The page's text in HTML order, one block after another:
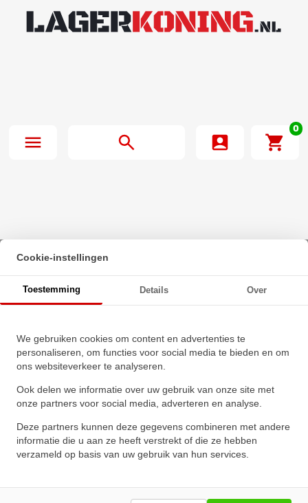
0
Beginpagina·
Zeskanttapbout Voldraad DIN 933 M5x80mm 8.8
Onbehandeld
Cookie-instellingen
Toestemming Details Over
We gebruiken cookies om content en advertenties te
personaliseren, om functies voor social media te bieden en om
ons websiteverkeer te analyseren.
Ook delen we informatie over uw gebruik van onze site met
onze partners voor social media, adverteren en analyse.
Deze partners kunnen deze gegevens combineren met andere
informatie die u aan ze heeft verstrekt of die ze hebben
verzameld op basis van uw gebruik van hun services.
Zeskanttapbout Voldraad DIN
933 M5x80mm 8.8 Onbehandeld
★★★★★
★★★★★